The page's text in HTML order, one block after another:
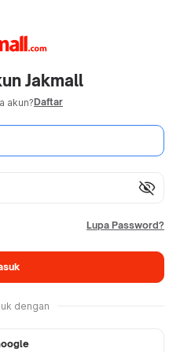
Jakmall
akun?Daftar
visibility_off
Lupa Password?
dengan